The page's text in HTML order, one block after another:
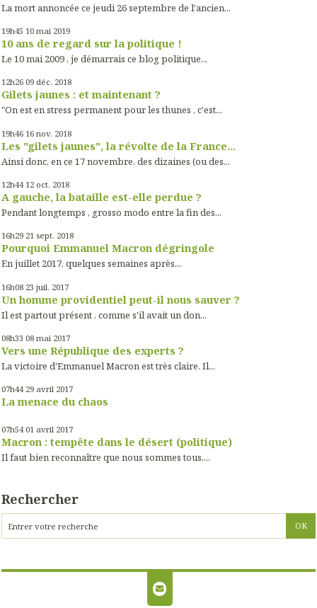
La mort annoncée ce jeudi 26 septembre de l'ancien...
19h45 10 mai 2019
10 ans de regard sur la politique !
Le 10 mai 2009 , je démarrais ce blog politique...
12h26 09 déc. 2018
Gilets jaunes : et maintenant ?
"On est en stress permanent pour les thunes , c'est...
19h46 16 nov. 2018
Les "gilets jaunes", la révolte de la France...
Ainsi donc, en ce 17 novembre, des dizaines (ou des...
12h44 12 oct. 2018
A gauche, la bataille est-elle perdue ?
Pendant longtemps , grosso modo entre la fin des...
16h29 21 sept. 2018
Pourquoi Emmanuel Macron dégringole
En juillet 2017, quelques semaines après...
16h08 23 juil. 2017
Un homme providentiel peut-il nous sauver ?
Il est partout présent , comme s'il avait un don...
08h33 08 mai 2017
Vers une République des experts ?
La victoire d'Emmanuel Macron est très claire. Il...
07h44 29 avril 2017
La menace du chaos
07h54 01 avril 2017
Macron : tempête dans le désert (politique)
Il faut bien reconnaître que nous sommes tous,...
Rechercher